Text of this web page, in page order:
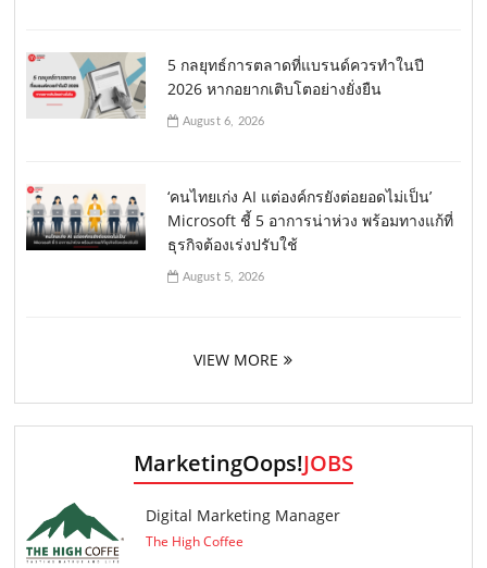
5 กลยุทธ์การตลาดที่แบรนด์ควรทำในปี
2026 หากอยากเติบโตอย่างยั่งยืน
August 6, 2026
‘คนไทยเก่ง AI แต่องค์กรยังต่อยอดไม่เป็น’
Microsoft ชี้ 5 อาการน่าห่วง พร้อมทางแก้ที่
ธุรกิจต้องเร่งปรับใช้
August 5, 2026
VIEW MORE
MarketingOops!JOBS
Digital Marketing Manager
The High Coffee